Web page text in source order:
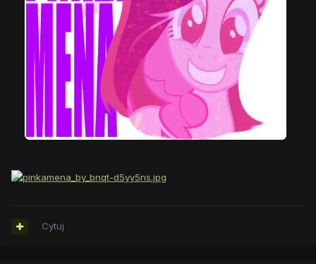
Cytuj